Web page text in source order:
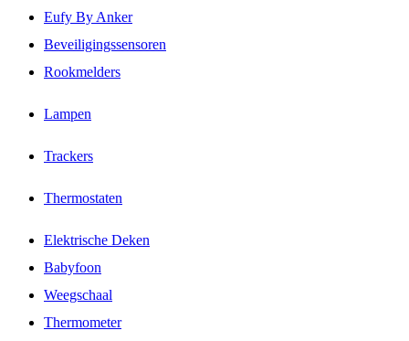
Eufy By Anker
Beveiligingssensoren
Rookmelders
Lampen
Trackers
Thermostaten
Elektrische Deken
Babyfoon
Weegschaal
Thermometer